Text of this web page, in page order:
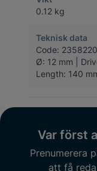
0.12 kg
Teknisk data
Code:
Ø: 12 mm |
Length: 140
Var först
Prenumerera
att få